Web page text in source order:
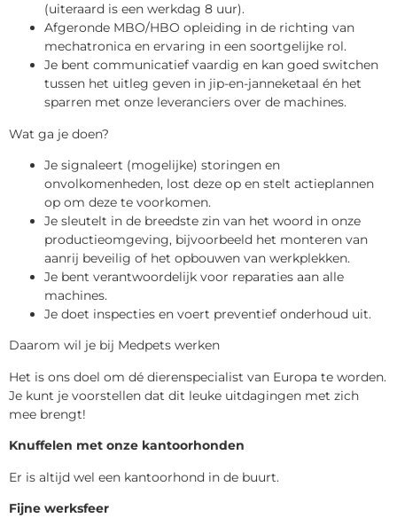
(uiteraard is een werkdag 8 uur).
Afgeronde MBO/HBO opleiding in de richting van
mechatronica en ervaring in een soortgelijke rol.
Je bent communicatief vaardig en kan goed switchen
tussen het uitleg geven in jip-en-janneketaal én het
sparren met onze leveranciers over de machines.
Wat ga je doen?
Je signaleert (mogelijke) storingen en
onvolkomenheden, lost deze op en stelt actieplannen
op om deze te voorkomen.
Je sleutelt in de breedste zin van het woord in onze
productieomgeving, bijvoorbeeld het monteren van
aanrij beveilig of het opbouwen van werkplekken.
Je bent verantwoordelijk voor reparaties aan alle
machines.
Je doet inspecties en voert preventief onderhoud uit.
Daarom wil je bij Medpets werken
Het is ons doel om dé dierenspecialist van Europa te worden.
Je kunt je voorstellen dat dit leuke uitdagingen met zich
mee brengt!
Knuffelen met onze kantoorhonden
Er is altijd wel een kantoorhond in de buurt.
Fijne werksfeer